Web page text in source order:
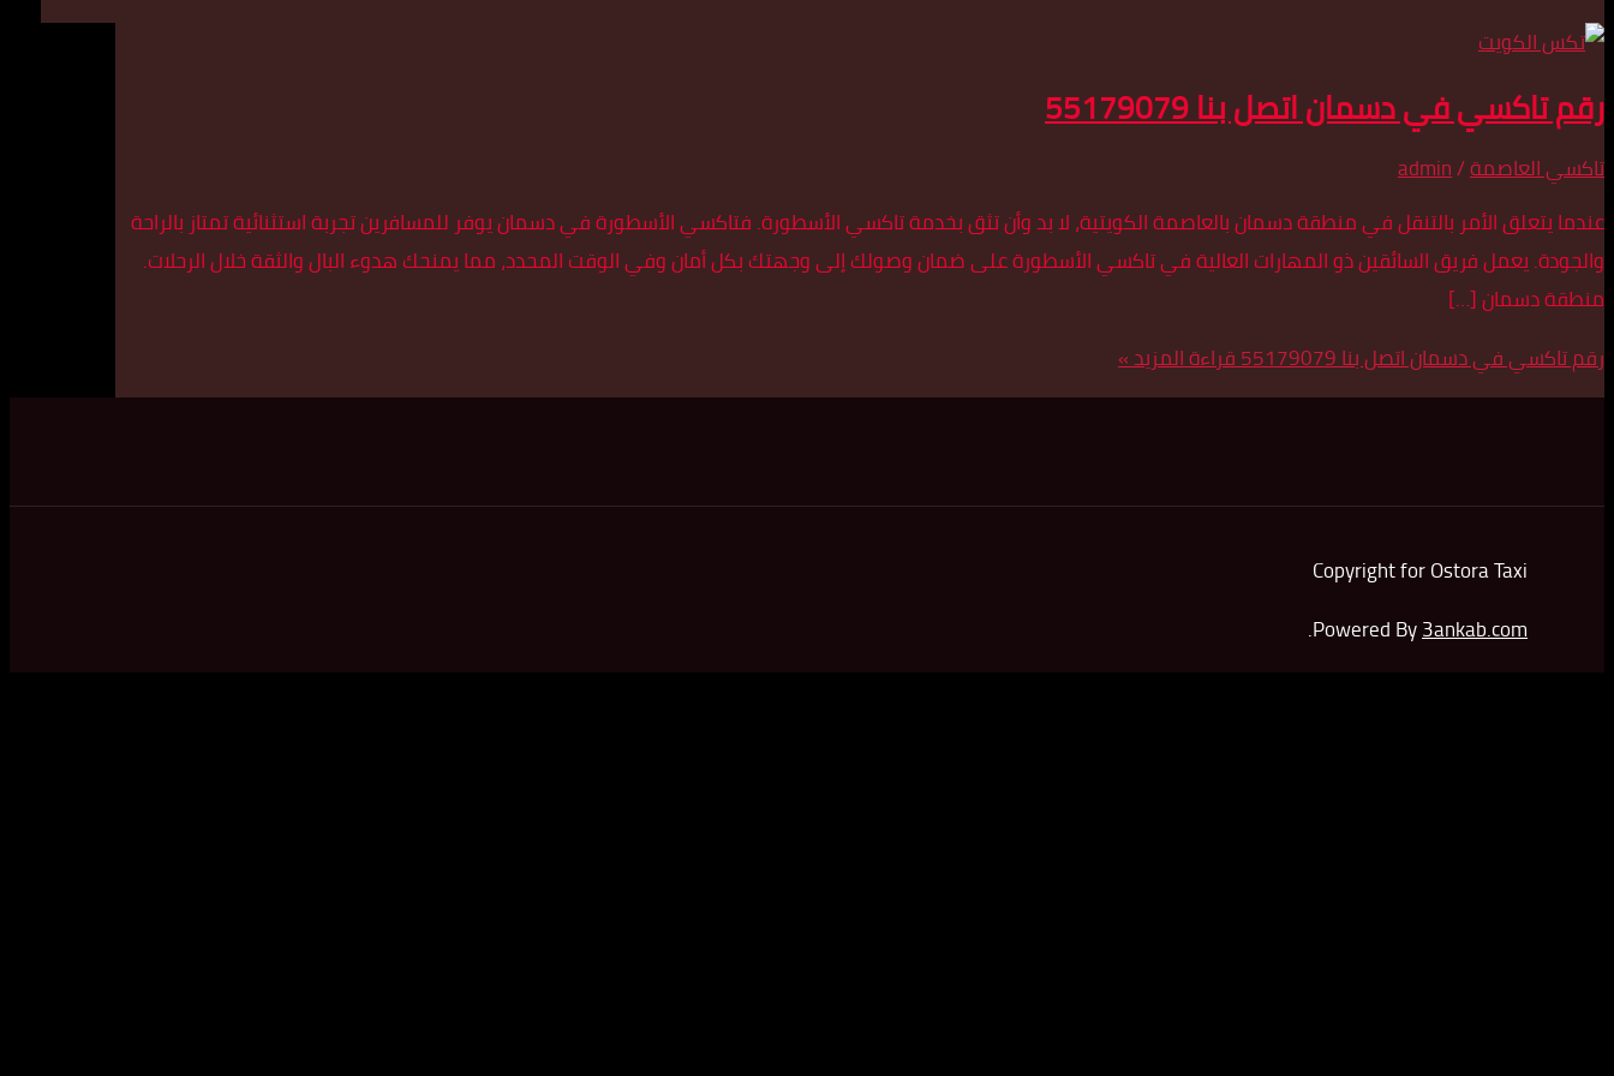
رقم تاكسي في دسمان اتصل بنا 55179079
تاكسي العاصمة/
admin
عندما يتعلق الأمر بالتنقل في منطقة دسمان بالعاصمة الكويتية، لا بد وأن تثق بخدمة تاكسي الأسطورة. فتاكسي الأسطورة في دسمان يوفر للمسافرين تجربة استثنائية تمتاز بالراحة
والجودة. يعمل فريق السائقين ذو المهارات العالية في تاكسي الأسطورة على ضمان وصولك إلى وجهتك بكل أمان وفي الوقت المحدد، مما يمنحك هدوء البال والثقة خلال الرحلات.
منطقة دسمان […]
رقم تاكسي في دسمان اتصل بنا 55179079
قراءة المزيد »
Copyright for Ostora Taxi
Powered By3ankab.com
.